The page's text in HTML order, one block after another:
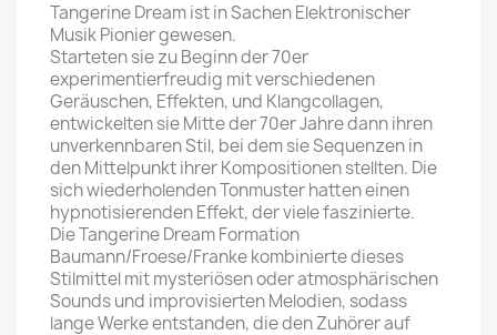
Tangerine Dream ist in Sachen Elektronischer
Musik Pionier gewesen.
Starteten sie zu Beginn der 70er
experimentierfreudig mit verschiedenen
Geräuschen, Effekten, und Klangcollagen,
entwickelten sie Mitte der 70er Jahre dann ihren
unverkennbaren Stil, bei dem sie Sequenzen in
den Mittelpunkt ihrer Kompositionen stellten. Die
sich wiederholenden Tonmuster hatten einen
hypnotisierenden Effekt, der viele faszinierte.
Die Tangerine Dream Formation
Baumann/Froese/Franke kombinierte dieses
Stilmittel mit mysteriösen oder atmosphärischen
Sounds und improvisierten Melodien, sodass
lange Werke entstanden, die den Zuhörer auf